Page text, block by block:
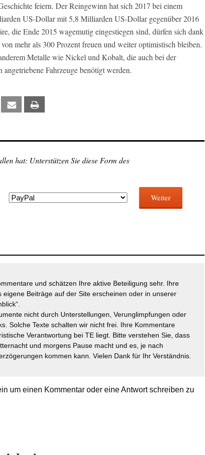
feiern. Der Reingewinn hat sich 2017 bei einem
US-Dollar mit 5,8 Milliarden US-Dollar gegenüber 2016
die Ende 2015 wagemutig eingestiegen sind, dürfen sich dank
mehr als 300 Prozent freuen und weiter optimistisch bleiben.
Metalle wie Nickel und Kobalt, die auch bei der
Fahrzeuge benötigt werden.
Xing Email
hat: Unterstützen Sie diese Form des
Weiter
und schätzen Ihre aktive Beteiligung sehr. Ihre
eigene Beiträge auf der Site erscheinen oder in unserer
nicht durch Unterstellungen, Verunglimpfungen oder
Solche Texte schalten wir nicht frei. Ihre Kommentare
Verantwortung bei TE liegt. Bitte verstehen Sie, dass
und morgens Pause macht und es, je nach
kommen kann. Vielen Dank für Ihr Verständnis.
um einen Kommentar oder eine Antwort schreiben zu